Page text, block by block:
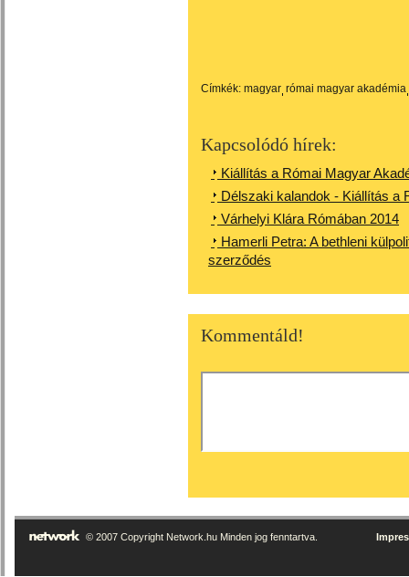
Címkék: magyar római magyar akadémia
Kapcsolódó hírek:
Kiállítás a Római Magyar
Délszaki kalandok - Kiállítás a
Várhelyi Klára Rómában 2014
Hamerli Petra: A bethleni
szerződés
Kommentáld!
© 2007 Copyright Network.hu Minden jog fenntartva.